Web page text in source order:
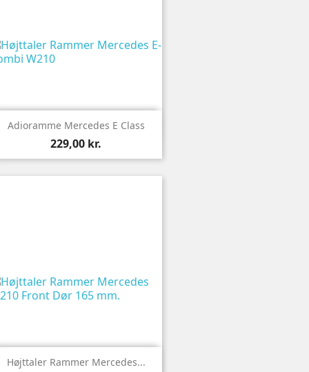
 Vis
Adioramme Mercedes E Class
229,00 kr.
 Vis
Højttaler Rammer Mercedes...